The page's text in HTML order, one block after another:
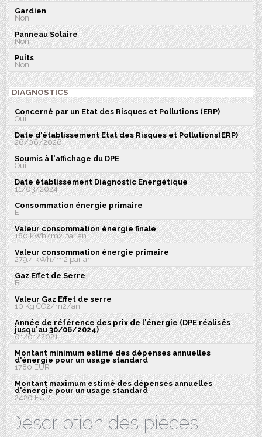
Gardien
Non
Panneau Solaire
Non
Puits
Non
DIAGNOSTICS
Concerné par un Etat des Risques et Pollutions (ERP)
Oui
Date d'établissement Etat des Risques et Pollutions(ERP)
26/06/2026
Soumis à l'affichage du DPE
Oui
Date établissement Diagnostic Energétique
11/03/2024
Consommation énergie primaire
E
Valeur consommation énergie finale
180 kWh/m2 par an
Valeur consommation énergie primaire
279.4 kWh/m2 par an
Gaz Effet de Serre
B
Valeur Gaz Effet de serre
10 Kg CO2/m2/an
Année de référence des prix de l'énergie (DPE réalisés
jusqu'au 30/06/2024)
01/01/2021
Montant minimum estimé des dépenses annuelles
d'énergie pour un usage standard
1780 EUR
Montant maximum estimé des dépenses annuelles
d'énergie pour un usage standard
2420 EUR
Description des pièces